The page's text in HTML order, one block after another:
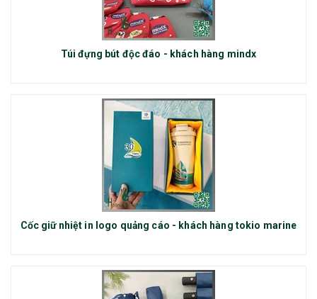
Túi đựng bút độc đáo - khách hàng mindx
Cốc giữ nhiệt in logo quảng cáo - khách hàng tokio marine